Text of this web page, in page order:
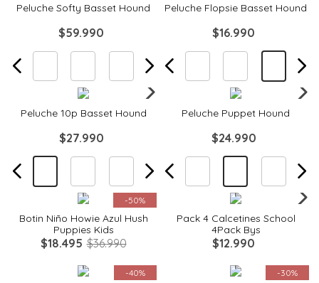
Peluche Softy Basset Hound
$59.990
Peluche Flopsie Basset Hound
$16.990
Quickview
Peluche 10p Basset Hound
$27.990
Quickview
Peluche Puppet Hound
$24.990
-50%
Quickview
Botin Niño Howie Azul Hush
Puppies Kids
$18.495 $36.990
Quickview
Pack 4 Calcetines School
4Pack Bys
$12.990
-40%
Quickview
-30%
Quickview